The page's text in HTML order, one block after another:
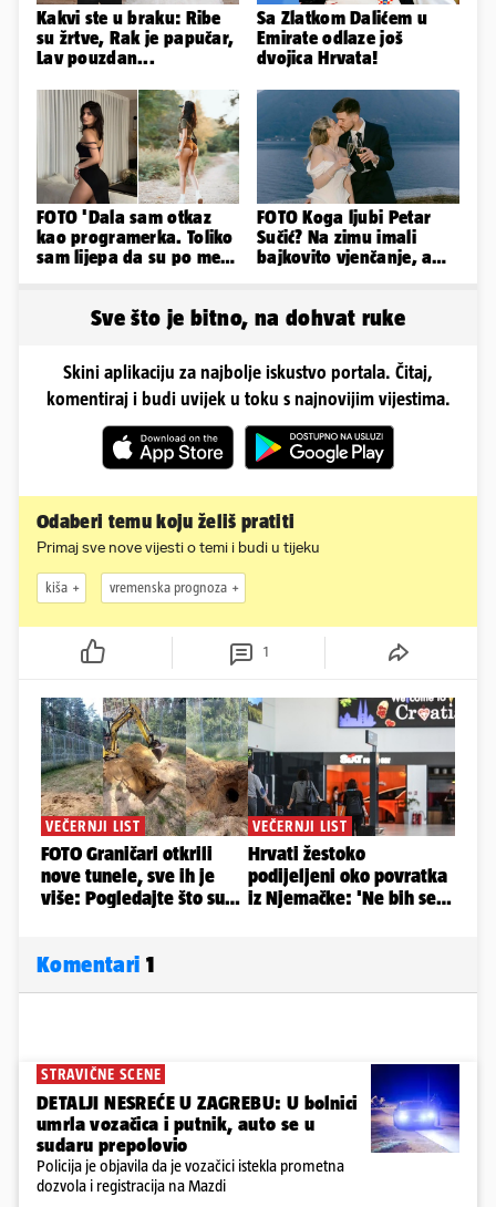
Kakvi ste u braku: Ribe
su žrtve, Rak je papučar,
Lav pouzdan...
Sa Zlatkom Dalićem u
Emirate odlaze još
dvojica Hrvata!
FOTO 'Dala sam otkaz
kao programerka. Toliko
sam lijepa da su po meni
FOTO Koga ljubi Petar
Sučić? Na zimu imali
bajkovito vjenčanje, a
Sve što je bitno, na dohvat ruke
Skini aplikaciju za najbolje iskustvo portala. Čitaj,
komentiraj i budi uvijek u toku s najnovijim vijestima.
Odaberi temu koju želiš pratiti
Primaj sve nove vijesti o temi i budi u tijeku
kiša vremenska prognoza
1
Komentari 1
STRAVIČNE SCENE
DETALJI NESREĆE U ZAGREBU: U bolnici
umrla vozačica i putnik, auto se u
sudaru prepolovio
Policija je objavila da je vozačici istekla prometna
dozvola i registracija na Mazdi